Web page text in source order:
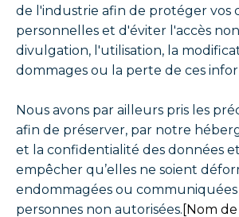
de l'industrie afin de protéger vos
personnelles et d'éviter l'accès
divulgation, l'utilisation, la
dommages ou la perte de ces
Nous avons par ailleurs pris les
afin de préserver, par notre
et la confidentialité des données
empêcher qu’elles ne soient
endommagées ou communiquées
personnes non autorisées. [Nom